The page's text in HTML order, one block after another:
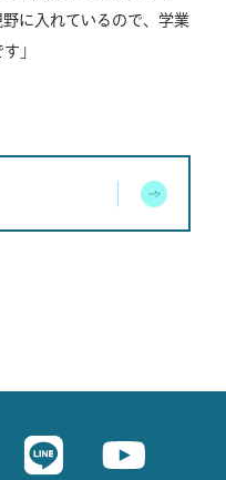
に入れているので、学業
」